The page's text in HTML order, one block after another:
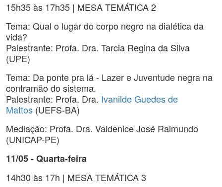
15h35 às 17h35 | MESA TEMÁTICA 2
Tema: Qual o lugar do corpo negro na dialética da
vida?
Palestrante: Profa. Dra. Tarcia Regina da Silva
(UPE)
Tema: Da ponte pra lá - Lazer e Juventude negra na
contramão do sistema.
Palestrante: Profa. Dra. Ivanilde Guedes de
Mattos (UEFS-BA)
Mediação: Profa. Dra. Valdenice José Raimundo
(UNICAP-PE)
11/05 - Quarta-feira
14h30 às 17h | MESA TEMÁTICA 3